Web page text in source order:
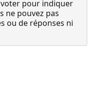
pour indiquer
ne pouvez pas
ou de réponses ni